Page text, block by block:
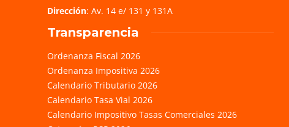
Dirección: Av. 14 e/ 131 y 131A
Transparencia
Ordenanza Fiscal 2026
Ordenanza Impositiva 2026
Calendario Tributario 2026
Calendario Tasa Vial 2026
Calendario Impositivo Tasas Comerciales 2026